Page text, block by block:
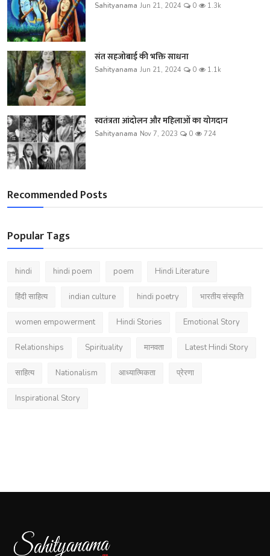
Sahityanama Jun 21, 2024 0 1.3k
संत सहजोबाई की भक्ति साधना
Sahityanama Jun 21, 2024 0 1.1k
स्वतंत्रता आंदोलन और महिलाओं का योगदान
Sahityanama Nov 7, 2023 0 724
Recommended Posts
Popular Tags
hindi hindi poem poem Hindi Literature
हिंदी साहित्य indian culture hindi poetry भारतीय संस्कृति
women empowerment Hindi Stories Emotional Story
Relationships Spirituality मानवता Latest Hindi Story
साहित्य Nationalism आध्यात्मिकता प्रेरणा
Inspirational Story